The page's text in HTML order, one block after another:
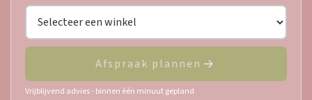
Afspraak plannen
Vrijblijvend advies - binnen één minuut gepland